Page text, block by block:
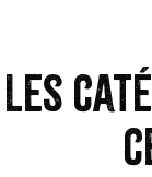
Les